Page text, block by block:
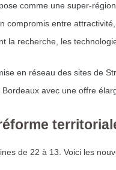
comme une super-
compromis entre
la recherche, les
en réseau des sites de
avec une offre
de 22 à 13. Voici les